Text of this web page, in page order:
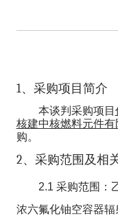
1、采购项目简介
本谈判采购项目
核建中核燃料元件有
购。
2、采购范围及相
2.1 采购范围：
浓六氟化铀空容器